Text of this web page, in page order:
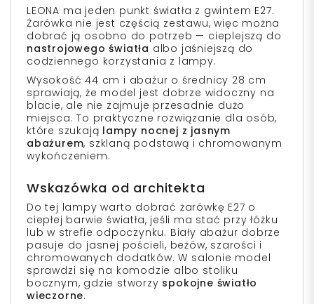
LEONA ma jeden punkt światła z gwintem E27.
Żarówka nie jest częścią zestawu, więc można
dobrać ją osobno do potrzeb — cieplejszą do
nastrojowego światła albo jaśniejszą do
codziennego korzystania z lampy.
Wysokość 44 cm i abażur o średnicy 28 cm
sprawiają, że model jest dobrze widoczny na
blacie, ale nie zajmuje przesadnie dużo
miejsca. To praktyczne rozwiązanie dla osób,
które szukają lampy nocnej z jasnym
abażurem, szklaną podstawą i chromowanym
wykończeniem.
Wskazówka od architekta
Do tej lampy warto dobrać żarówkę E27 o
ciepłej barwie światła, jeśli ma stać przy łóżku
lub w strefie odpoczynku. Biały abażur dobrze
pasuje do jasnej pościeli, beżów, szarości i
chromowanych dodatków. W salonie model
sprawdzi się na komodzie albo stoliku
bocznym, gdzie stworzy spokojne światło
wieczorne.